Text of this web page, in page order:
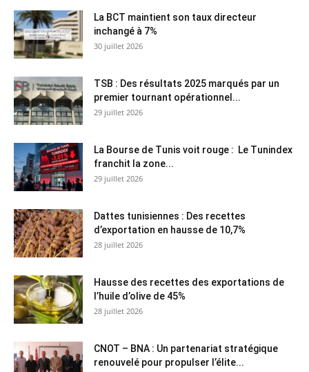
La BCT maintient son taux directeur
inchangé à 7%
30 juillet 2026
TSB : Des résultats 2025 marqués par un
premier tournant opérationnel...
29 juillet 2026
La Bourse de Tunis voit rouge : Le Tunindex
franchit la zone...
29 juillet 2026
Dattes tunisiennes : Des recettes
d’exportation en hausse de 10,7%
28 juillet 2026
Hausse des recettes des exportations de
l’huile d’olive de 45%
28 juillet 2026
CNOT – BNA : Un partenariat stratégique
renouvelé pour propulser l’élite...